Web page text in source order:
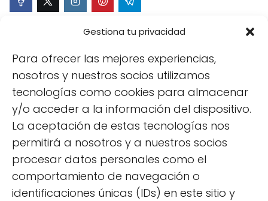
Gestiona tu privacidad
Para ofrecer las mejores experiencias,
nosotros y nuestros socios utilizamos
tecnologías como cookies para almacenar
y/o acceder a la información del dispositivo.
La aceptación de estas tecnologías nos
permitirá a nosotros y a nuestros socios
procesar datos personales como el
comportamiento de navegación o
identificaciones únicas (IDs) en este sitio y
11 beneficios de tener un huerto y disfrutar de él
Plantas en agua sin tierra: guía de cultivo y
cuidados
11 cultivos hidropónicos perfectos para tu huerto
basado en la hidroponía
10 cultivos para comenzar con tu huerto urbano
Cómo hacer semilleros caseros de forma sencilla